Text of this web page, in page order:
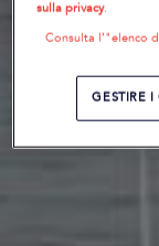
sulla privacy.
Consulta l’"elenco
GESTIRE I